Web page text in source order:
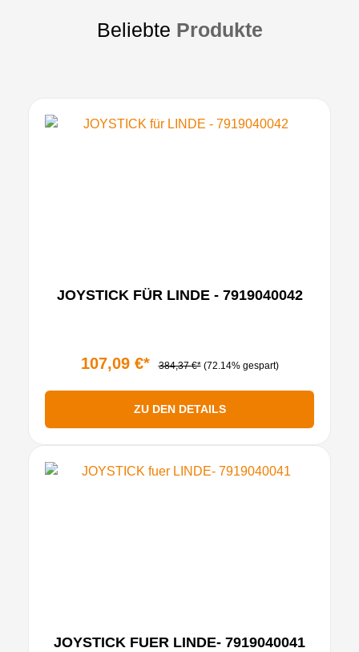
Beliebte Produkte
JOYSTICK FÜR LINDE - 7919040042
107,09 €* 384,37 €* (72.14% gespart)
ZU DEN DETAILS
JOYSTICK FUER LINDE- 7919040041